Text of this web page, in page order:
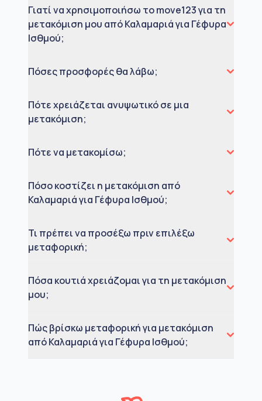
Γιατί να χρησιμοποιήσω το move123 για τη
μετακόμιση μου από Καλαμαριά για Γέφυρα
Ισθμού;
Πόσες προσφορές θα λάβω;
Πότε χρειάζεται ανυψωτικό σε μια
μετακόμιση;
Πότε να μετακομίσω;
Πόσο κοστίζει η μετακόμιση από
Καλαμαριά για Γέφυρα Ισθμού;
Τι πρέπει να προσέξω πριν επιλέξω
μεταφορική;
Πόσα κουτιά χρειάζομαι για τη μετακόμιση
μου;
Πώς βρίσκω μεταφορική για μετακόμιση
από Καλαμαριά για Γέφυρα Ισθμού;